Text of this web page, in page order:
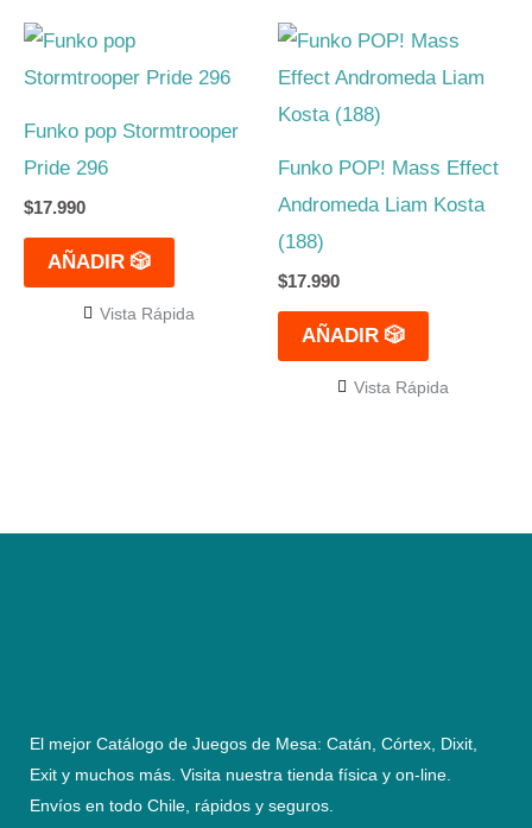
Funko pop Stormtrooper
Pride 296
$17.990
AÑADIR 🎲
Vista Rápida
Funko POP! Mass Effect
Andromeda Liam Kosta
(188)
$17.990
AÑADIR 🎲
Vista Rápida
El mejor Catálogo de Juegos de Mesa: Catán, Córtex, Dixit,
Exit y muchos más. Visita nuestra tienda física y on-line.
Envíos en todo Chile, rápidos y seguros